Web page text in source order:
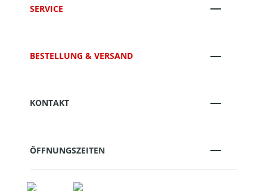
SERVICE
BESTELLUNG & VERSAND
KONTAKT
ÖFFNUNGSZEITEN